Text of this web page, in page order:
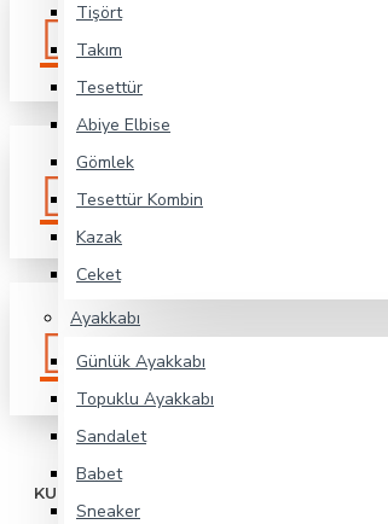
Tişört
Takım
Tesettür
Abiye Elbise
Gömlek
Tesettür Kombin
Kazak
Ceket
Ayakkabı
Günlük Ayakkabı
Topuklu Ayakkabı
Sandalet
Babet
Sneaker
Kolay
Güvenli
Alışveriş
Özel
Kutulama Şekilde Paketlenir
KURUMSAL